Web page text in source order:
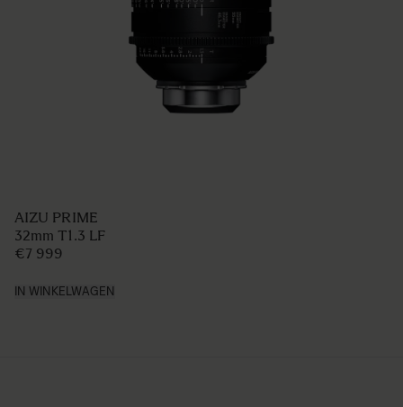
AIZU PRIME
32mm T1.3 LF
€7 999
IN WINKELWAGEN